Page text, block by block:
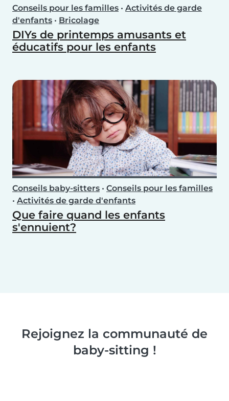
Conseils pour les familles • Activités de garde
d'enfants • Bricolage
DIYs de printemps amusants et
éducatifs pour les enfants
Conseils baby-sitters • Conseils pour les familles
• Activités de garde d'enfants
Que faire quand les enfants
s'ennuient?
Rejoignez la communauté de
baby-sitting !